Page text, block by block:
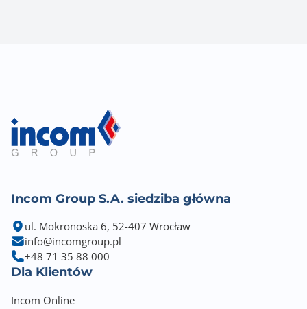
Incom Group S.A. siedziba główna
ul. Mokronoska 6, 52-407 Wrocław
info@incomgroup.pl
+48 71 35 88 000
Dla Klientów
Incom Online